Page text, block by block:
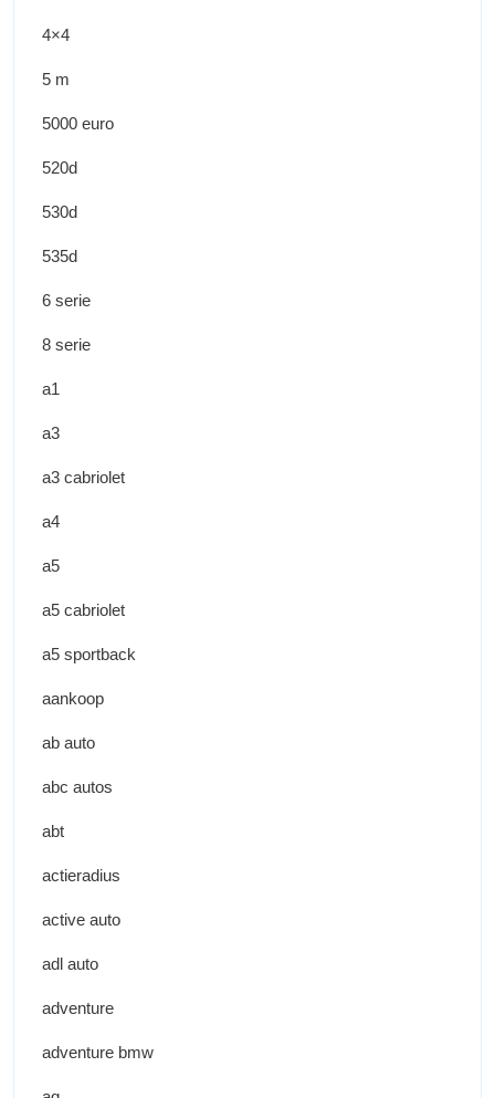
4×4
5 m
5000 euro
520d
530d
535d
6 serie
8 serie
a1
a3
a3 cabriolet
a4
a5
a5 cabriolet
a5 sportback
aankoop
ab auto
abc autos
abt
actieradius
active auto
adl auto
adventure
adventure bmw